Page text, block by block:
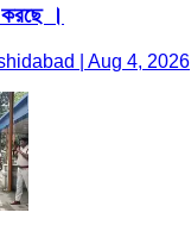
করছে ।
| Aug 4, 2026